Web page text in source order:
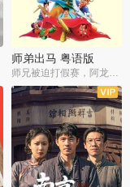
师弟出马 粤语版
师兄被迫打假赛，阿龙追查斗黑帮